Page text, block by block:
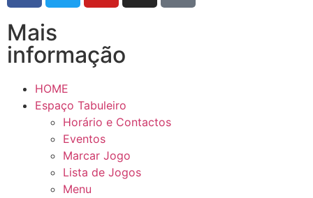
Mais
informação
HOME
Espaço Tabuleiro
Horário e Contactos
Eventos
Marcar Jogo
Lista de Jogos
Menu